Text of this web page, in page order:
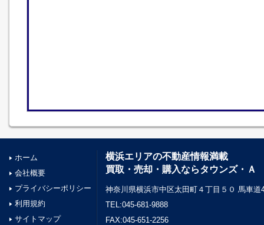
ホーム
会社概要
プライバシーポリシー
利用規約
サイトマップ
横浜エリアの不動産情報満載
買取・売却・購入ならタウンズ・Ａ
神奈川県横浜市中区太田町４丁目５０ 馬車道
TEL:045-681-9888
FAX:045-651-2256